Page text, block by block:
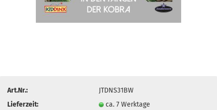
Art.Nr.:
JTDNS31BW
Lieferzeit:
ca. 7 Werktage